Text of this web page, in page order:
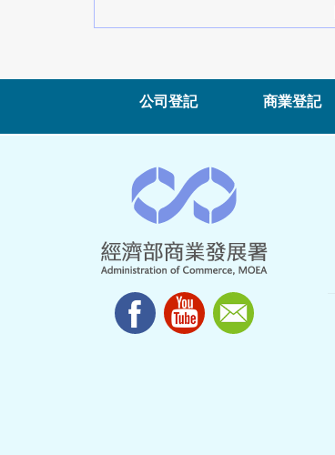
公司登記 商業登記